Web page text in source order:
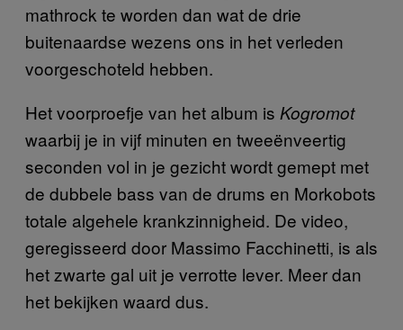
mathrock te worden dan wat de drie
buitenaardse wezens ons in het verleden
voorgeschoteld hebben.
Het voorproefje van het album is Kogromot
waarbij je in vijf minuten en tweeënveertig
seconden vol in je gezicht wordt gemept met
de dubbele bass van de drums en Morkobots
totale algehele krankzinnigheid. De video,
geregisseerd door Massimo Facchinetti, is als
het zwarte gal uit je verrotte lever. Meer dan
het bekijken waard dus.